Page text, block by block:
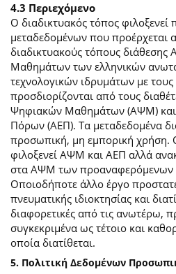
4.3 Περιεχόμενο
O διαδικτυακός τόπος
μεταδεδομένων που προέρχεται
διαδικτυακούς τόπους
Μαθημάτων των ελληνικών
τεχνολογικών ιδρυμάτων με
προσδιορίζονται από τους
Ψηφιακών Μαθημάτων (ΑΨΜ) και
Πόρων (ΑΕΠ). Τα μεταδεδομένα
προσωπική, μη εμπορική χρήση.
φιλοξενεί ΑΨΜ και ΑΕΠ αλλά
στα ΑΨΜ των προαναφερόμενων
Οποιοδήποτε άλλο έργο
πνευματικής ιδιοκτησίας και
διαφορετικές από τις ανωτέρω,
συγκεκριμένα ως τέτοιο και
οποία διατίθεται.
5. Πολιτική Δεδομένων